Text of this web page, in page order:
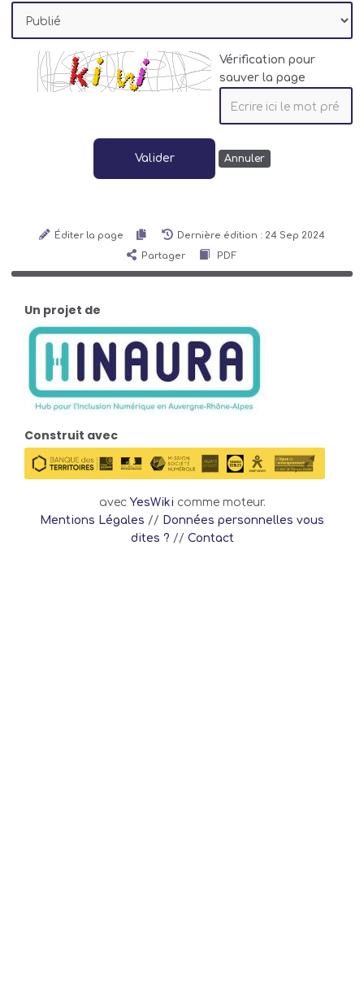
Vérification pour
sauver la page
Valider Annuler
Éditer la page
Dernière édition : 24 Sep 2024
Partager
PDF
Un projet de
Construit avec
avec YesWiki comme moteur.
Mentions Légales // Données personnelles vous
dites ? // Contact